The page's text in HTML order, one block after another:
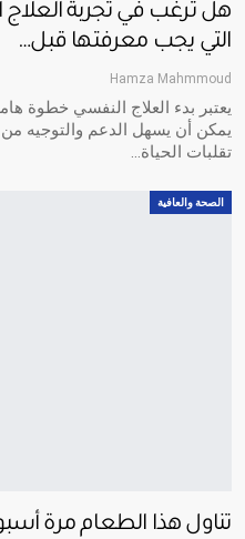
هل ترغب في تجربة العلاج
التي يجب معرفتها قبل…
Hamza Mahmmoud
يعتبر بدء العلاج النفسي خطوة
يمكن أن يسهل الدعم والتوجيه
تقلبات الحياة…
الصحة والعافية
تناول هذا الطعام مرة